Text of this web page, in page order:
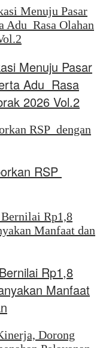
Menuju Pasar
Adu Rasa
2026 Vol.2
RSP
Rp1,8
Manfaat